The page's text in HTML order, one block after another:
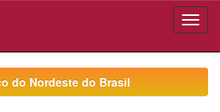
do Nordeste do Brasil